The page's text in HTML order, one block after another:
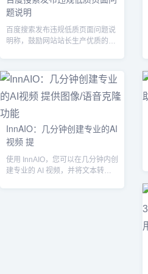
题说明
百度搜索发布违规低质页面问题说
明称，鼓励网站站长生产优质的页
InnAIO：几分钟创建专业的AI
视频 提
使用 InnAIO，您可以在几分钟内创
建专业的 AI 视频，并将文本转换为